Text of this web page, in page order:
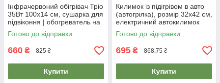
Інфрачервоний обігрівач Тріо
35Вт 100х14 см, сушарка для
підвіконня | обогреватель на
подоконник
Готово до відправки
660 ₴ 825 ₴
Купити
Килимок із підігрівом в авто
(автогрілка), розмір 32х42 см,
електричний автокилимок
Тріо 02303
Готово до відправки
695 ₴ 868,75 ₴
Купити